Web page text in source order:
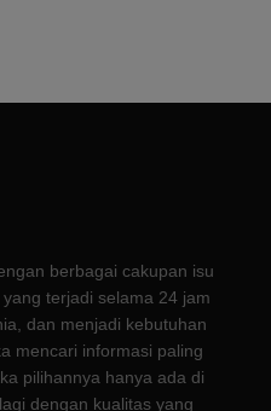
berbagai cakupan isu
terjadi selama 24 jam
dan menjadi kebutuhan
mencari informasi paling
pilihannya hanya ada di
dengan kualitas yang